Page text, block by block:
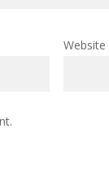
Website